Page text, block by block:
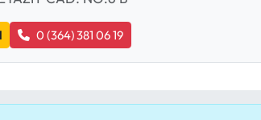
0 (364) 381 06 19